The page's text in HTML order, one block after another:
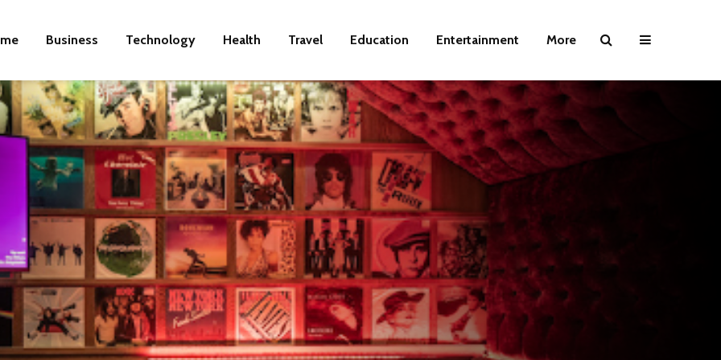
Business Technology Health Travel Education Entertainment More